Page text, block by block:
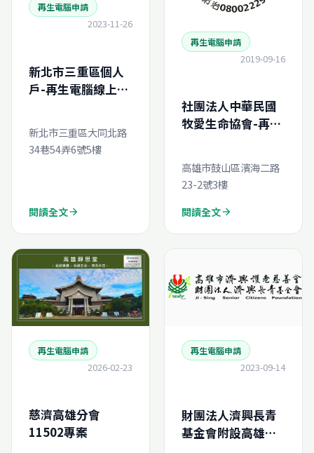
再生電腦申請
2023-11-26
新北市三重區個人
戶-再生電腦線上申
新北市三重區大同北路
34巷54弄6號5樓
閱讀全文arrow_forward
再生電腦申請
2019-09-16
社團法人中華民國
牧愛生命協會-再生
高雄市鼓山區濱海二路
23-2號3樓
閱讀全文arrow_forward
再生電腦申請
2026-02-23
慈濟高雄分會
11502專案
再生電腦申請
2023-09-14
財團法人濟興長青
基金會附設高雄市